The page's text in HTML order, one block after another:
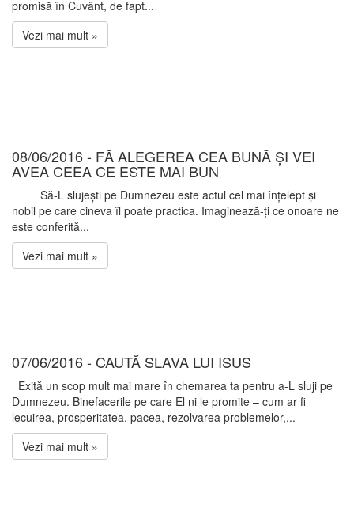
promisă în Cuvânt, de fapt...
Vezi mai mult »
08/06/2016 - FĂ ALEGEREA CEA BUNĂ ȘI VEI
AVEA CEEA CE ESTE MAI BUN
Să-L slujești pe Dumnezeu este actul cel mai înțelept și
nobil pe care cineva îl poate practica. Imaginează-ți ce onoare ne
este conferită...
Vezi mai mult »
07/06/2016 - CAUTĂ SLAVA LUI ISUS
Exită un scop mult mai mare în chemarea ta pentru a-L sluji pe
Dumnezeu. Binefacerile pe care El ni le promite – cum ar fi
lecuirea, prosperitatea, pacea, rezolvarea problemelor,...
Vezi mai mult »